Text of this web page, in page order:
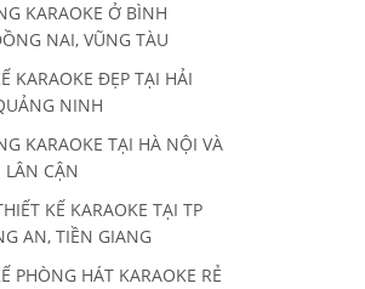
KARAOKE Ở BÌNH
NAI, VŨNG TÀU
KARAOKE ĐẸP TẠI HẢI
NINH
KARAOKE TẠI HÀ NỘI VÀ
LÂN CẬN
KẾ KARAOKE TẠI TP
AN, TIỀN GIANG
PHÒNG HÁT KARAOKE RẺ